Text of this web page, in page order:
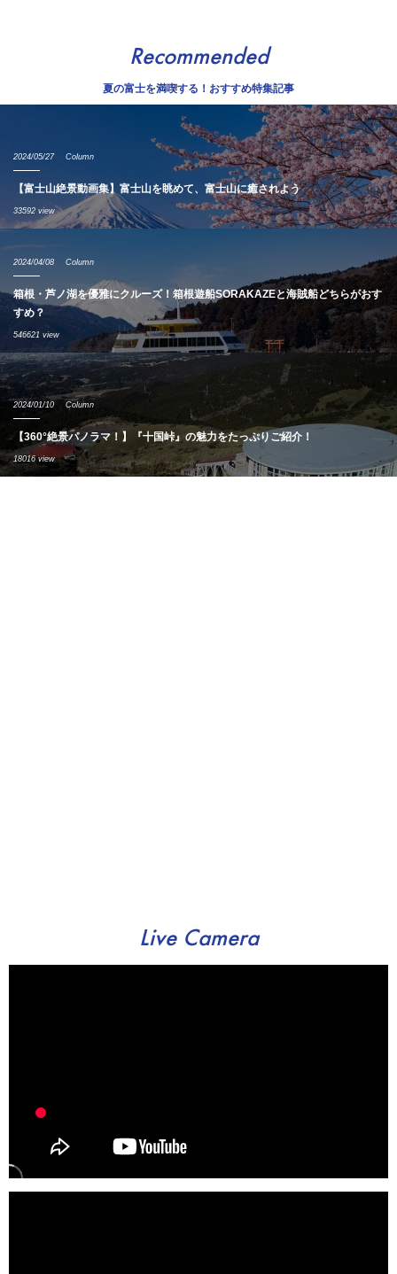
Recommended
夏の富士を満喫する！おすすめ特集記事
2024/05/27 Column
【富士山絶景動画集】富士山を眺めて、富士山に癒されよう
33592 view
2024/04/08 Column
箱根・芦ノ湖を優雅にクルーズ！箱根遊船SORAKAZEと海賊船どちらがおす
すめ？
546621 view
2024/01/10 Column
【360°絶景パノラマ！】『十国峠』の魅力をたっぷりご紹介！
18016 view
Live Camera